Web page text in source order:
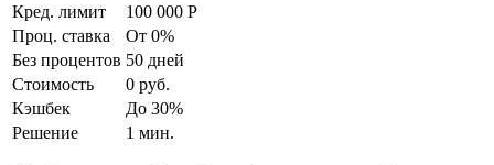
Кред. лимит
100 000 Р
Проц. ставка
От 0%
Без процентов 50 дней
Стоимость
0 руб.
Кэшбек
До 30%
Решение
1 мин.